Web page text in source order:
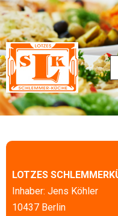
LOTZES
Inhaber: Jens Köhler
10437 Berlin